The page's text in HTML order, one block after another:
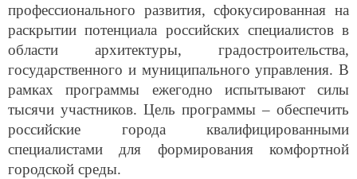
профессионального развития, сфокусированная на
раскрытии потенциала российских специалистов в
области архитектуры, градостроительства,
государственного и муниципального управления. В
рамках программы ежегодно испытывают силы
тысячи участников. Цель программы – обеспечить
российские города квалифицированными
специалистами для формирования комфортной
городской среды.